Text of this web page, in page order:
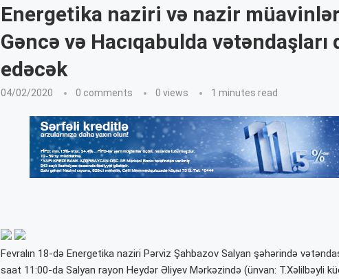
Energetika naziri və nazir
Gəncə və Hacıqabulda vətəndaşları
edəcək
04/02/2020 0 comments 0 views 1 minutes read
Fevralın 18-də Energetika naziri Pərviz Şahbazov Salyan şəhərində
saat 11:00-da Salyan rayon Heydər Əliyev Mərkəzində (ünvan: T.Xəlilbəyli